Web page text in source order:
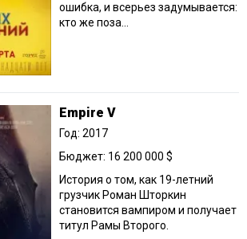
ошибка, и всерьез задумывается:
кто же поза...
Empire V
Год: 2017
Бюджет: 16 200 000 $
История о том, как 19-летний
грузчик Роман Шторкин
становится вампиром и получает
титул Рамы Второго.